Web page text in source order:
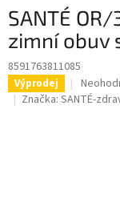
SANTÉ OR/
zimní obuv
8591763811085
Výprodej
Značka: SANTÉ-